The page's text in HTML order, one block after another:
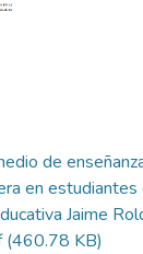
de
en
Jaime
(460.78 KB)